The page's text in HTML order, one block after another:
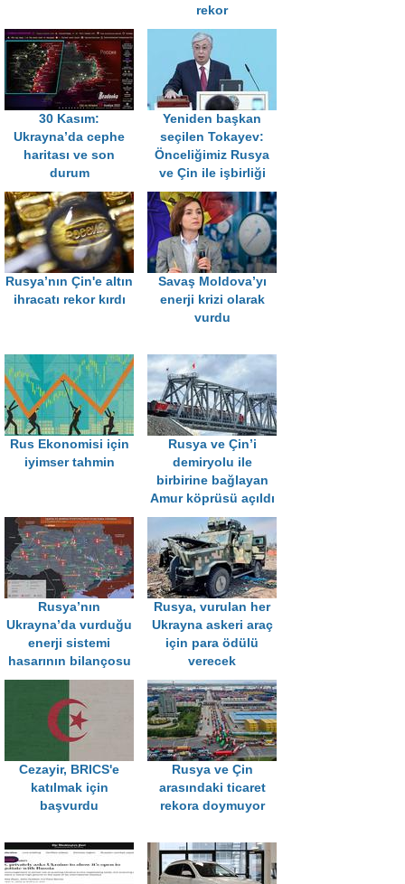
rekor
30 Kasım:
Ukrayna’da cephe
haritası ve son
durum
Yeniden başkan
seçilen Tokayev:
Önceliğimiz Rusya
ve Çin ile işbirliği
Rusya’nın Çin'e altın
ihracatı rekor kırdı
Savaş Moldova’yı
enerji krizi olarak
vurdu
Rus Ekonomisi için
iyimser tahmin
Rusya ve Çin’i
demiryolu ile
birbirine bağlayan
Amur köprüsü açıldı
Rusya’nın
Ukrayna’da vurduğu
enerji sistemi
hasarının bilançosu
Rusya, vurulan her
Ukrayna askeri araç
için para ödülü
verecek
Cezayir, BRICS'e
katılmak için
başvurdu
Rusya ve Çin
arasındaki ticaret
rekora doymuyor